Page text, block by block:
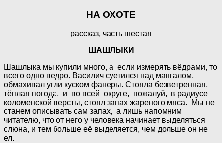
НА ОХОТЕ
рассказ, часть шестая
ШАШЛЫКИ
Шашлыка мы купили много, а если измерять вёдрами, то
всего одно ведро. Василич суетился над мангалом,
обмахивал угли куском фанеры. Стояла безветренная,
тёплая погода, и во всей округе, пожалуй, в радиусе
коломенской версты, стоял запах жареного мяса. Мы не
станем описывать сам запах, а лишь напомним
читателю, что от него у человека начинает выделяться
слюна, и тем больше её выделяется, чем дольше он не
ел.